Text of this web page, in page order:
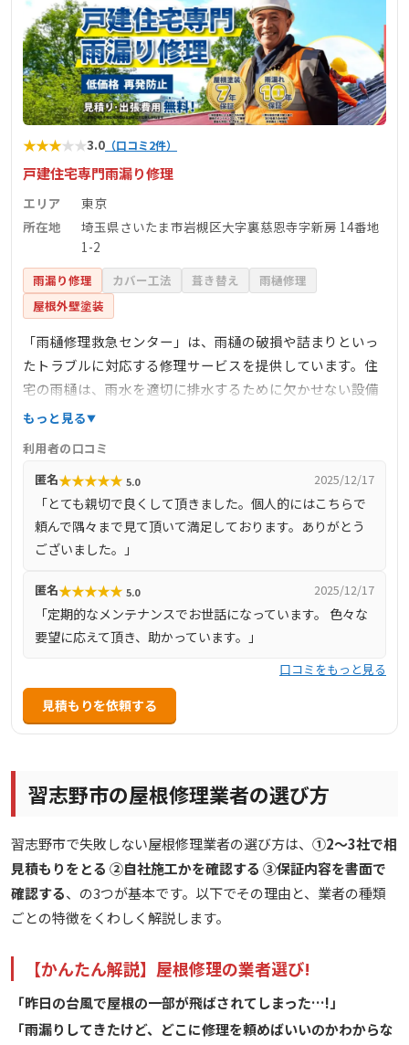
★★★★★3.0 （口コミ2件）
戸建住宅専門雨漏り修理
エリア
東京
所在地
埼玉県さいたま市岩槻区大字裏慈恩寺字新房 14番地
1-2
雨漏り修理 カバー工法 葺き替え
雨樋修理
屋根外壁塗装
「雨樋修理救急センター」は、雨樋の破損や詰まりといっ
たトラブルに対応する修理サービスを提供しています。住
宅の雨樋は、雨水を適切に排水するために欠かせない設備
であり、故障や劣化を放置すると外壁や基礎部分に影響を
合に迅速な対応を行い、利用者の暮らしを守るサポートを
行っています。 また、日常的な清掃や点検といったメンテ
ナンスにも対応しており、急な修理だけでなく予防的な管
理を希望する方にも利用しやすいのが特徴です。専門スタ
ッフによる現場対応を通じて、地域の住宅維持に貢献して
もっと見る
利用者の口コミ
匿名★★★★★ 5.0 2025/12/17
「とても親切で良くして頂きました。個人的にはこちらで
頼んで隅々まで見て頂いて満足しております。ありがとう
ございました。」
匿名★★★★★ 5.0 2025/12/17
「定期的なメンテナンスでお世話になっています。 色々な
要望に応えて頂き、助かっています。」
口コミをもっと見る
見積もりを依頼する
習志野市の屋根修理業者の選び方
習志野市で失敗しない屋根修理業者の選び方は、 ①2〜3社で相
見積もりをとる ②自社施工かを確認する ③保証内容を書面で
確認する、の3つが基本です。以下でその理由と、業者の種類
ごとの特徴をくわしく解説します。
【かんたん解説】屋根修理の業者選び!
「昨日の台風で屋根の一部が飛ばされてしまった…!」
「雨漏りしてきたけど、どこに修理を頼めばいいのかわからな